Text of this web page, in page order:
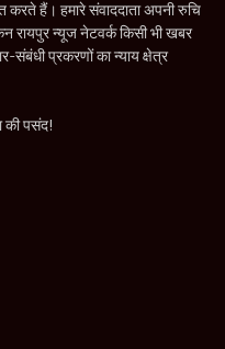
करते हैं। हमारे संवाददाता अपनी रुचि
रायपुर न्यूज नेटवर्क किसी भी खबर
संबंधी प्रकरणों का न्याय क्षेत्र
की पसंद!